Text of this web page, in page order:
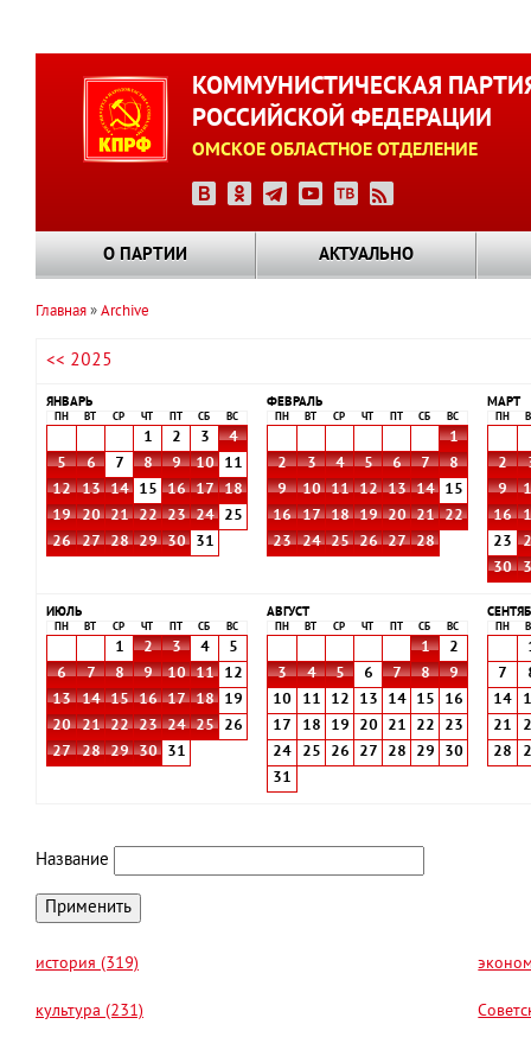
КОММУНИСТИЧЕСКАЯ
РОССИЙСКОЙ ФЕДЕРАЦИИ
ОМСКОЕ ОБЛАСТНОЕ ОТДЕЛЕНИЕ
О ПАРТИИ АКТУАЛЬНО
навигации
Главная Archive
<< 2025
ЯНВАРЬ
ПН ВТ СР ЧТ СБ ВС
1 2 3
4
5
6 7 8 9 10
11
12
13 14 15 16 17
18
19
20 21 22 23 24
25
26
27 28 29 30 31
ФЕВРАЛЬ
ПН ВТ СР ЧТ СБ ВС
1
2
3 4 5 6 7
8
9
10 11 12 13 14
15
16
17 18 19 20 21
22
23
24 25 26 27 28
МАРТ
ПН
2
9
16
23
30
ИЮЛЬ
ПН ВТ СР ЧТ СБ ВС
1 2 3 4
5
6
7 8 9 10 11
12
13
14 15 16 17 18
19
20
21 22 23 24 25
26
27
28 29 30 31
АВГУСТ
ПН ВТ СР ЧТ СБ ВС
1
2
3
4 5 6 7 8
9
10
11 12 13 14 15
16
17
18 19 20 21 22
23
24
25 26 27 28 29
30
31
ПН
7
14
21
28
Название
история (319)
культура (231)